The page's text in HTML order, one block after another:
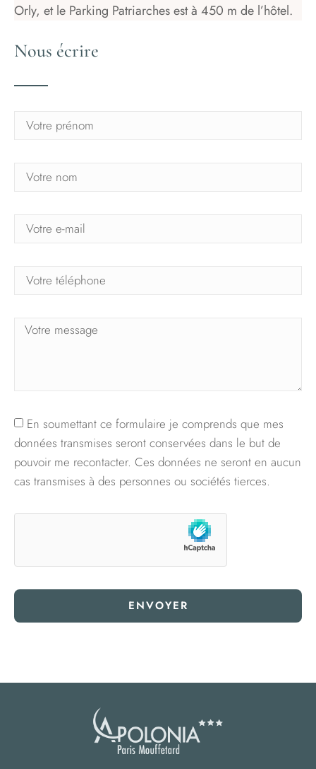
Nous écrire
En soumettant ce formulaire je comprends que mes
données transmises seront conservées dans le but de
pouvoir me recontacter. Ces données ne seront en aucun
cas transmises à des personnes ou sociétés tierces.
ENVOYER
Orly, et le Parking Patriarches est à 450 m de l’hôtel.